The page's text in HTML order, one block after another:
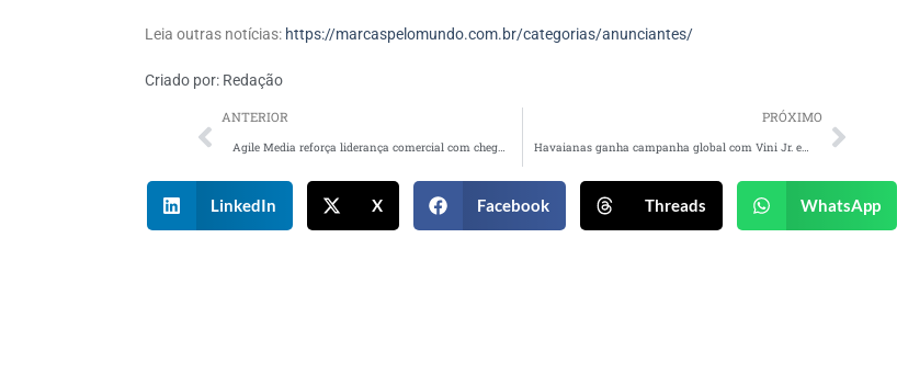
Leia outras notícias: https://marcaspelomundo.com.br/categorias/anunciantes/
Criado por: Redação
ANTERIOR
Agile Media reforça liderança comercial com chegada de Gabriela Mesquita
PRÓXIMO
Havaianas ganha campanha global com Vini Jr. e reforça DNA brasileiro no mundo
LinkedIn X Facebook Threads WhatsApp